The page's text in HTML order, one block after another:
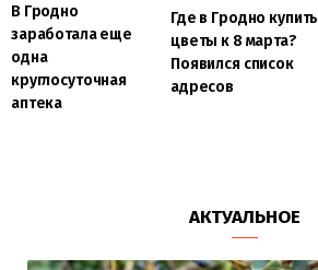
В Гродно
заработала еще
одна
круглосуточная
аптека
Где в Гродно купить
цветы к 8 марта?
Появился список
адресов
АКТУАЛЬНОЕ